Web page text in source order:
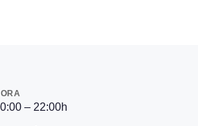
– 22:00h